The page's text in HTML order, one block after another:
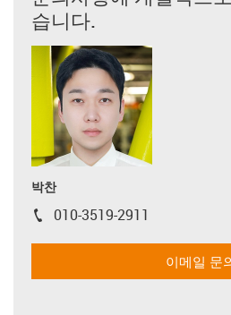
습니다.
박찬
igus-icon-phone
010-3519-2911
이메일 문